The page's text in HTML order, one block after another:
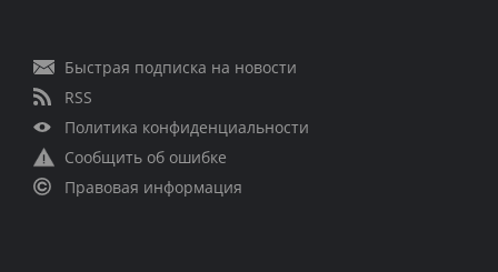
Быстрая подписка на новости
RSS
Политика конфиденциальности
Сообщить об ошибке
Правовая информация